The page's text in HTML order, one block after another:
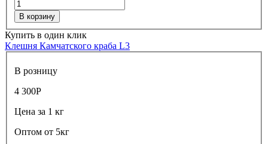
В корзину
Купить в один клик
Клешня Камчатского краба L3
В розницу
4 300Р
Цена за 1 кг
Оптом от 5кг